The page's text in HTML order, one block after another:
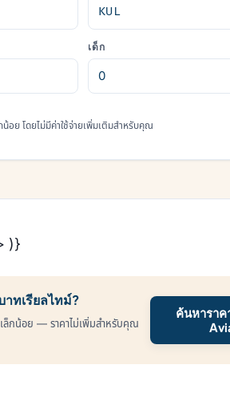
เด็ก
อย โดยไม่มีค่าใช้จ่ายเพิ่มเติมสำหรับคุณ
)}
าทเรียลไทม์?
ล็กน้อย — ราคาไม่เพิ่มสำหรับคุณ
ค้นหาราค